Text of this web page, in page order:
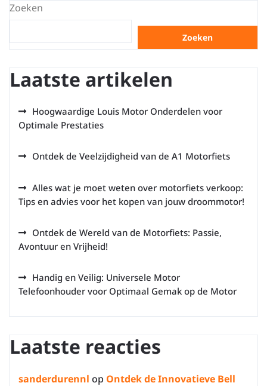
Zoeken
Zoeken
Laatste artikelen
Hoogwaardige Louis Motor Onderdelen voor
Optimale Prestaties
Ontdek de Veelzijdigheid van de A1 Motorfiets
Alles wat je moet weten over motorfiets verkoop:
Tips en advies voor het kopen van jouw droommotor!
Ontdek de Wereld van de Motorfiets: Passie,
Avontuur en Vrijheid!
Handig en Veilig: Universele Motor
Telefoonhouder voor Optimaal Gemak op de Motor
Laatste reacties
sanderdurennl op Ontdek de Innovatieve Bell